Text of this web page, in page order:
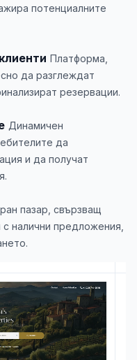
потенциалните
Платформа,
да разглеждат
резервации.
Динамичен
да
и да получат
пазар, свързващ
налични предложения,